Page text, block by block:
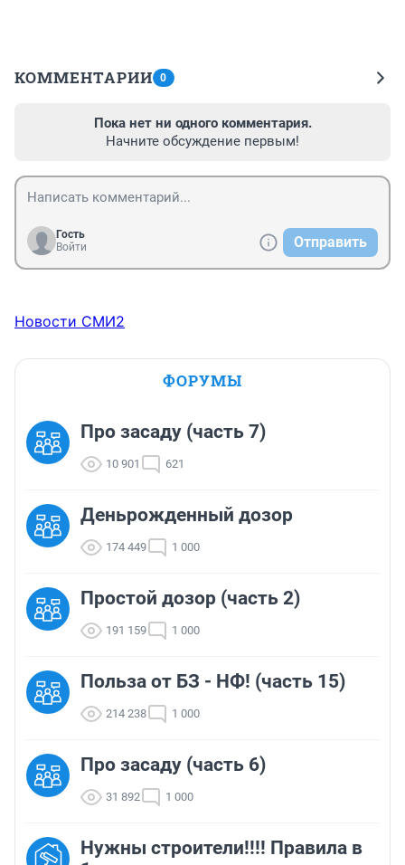
КОММЕНТАРИИ 0
Пока нет ни одного комментария.
Начните обсуждение первым!
Гость
Войти
Отправить
Новости СМИ2
ФОРУМЫ
Про засаду (часть 7)
10 901 621
Деньрожденный дозор
174 449 1 000
Простой дозор (часть 2)
191 159 1 000
Польза от БЗ - НФ! (часть 15)
214 238 1 000
Про засаду (часть 6)
31 892 1 000
Нужны строители!!!! Правила в